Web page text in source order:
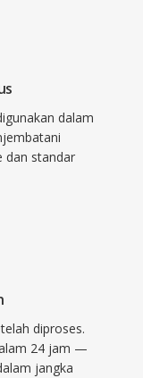
dalam
dan standar
diproses.
24 jam —
jangka